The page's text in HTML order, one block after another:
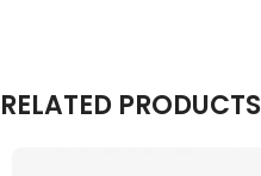
RELATED PRODUCTS